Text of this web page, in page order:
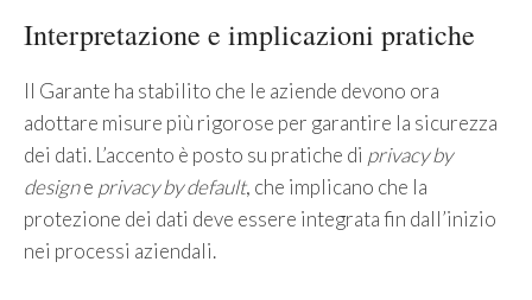
Interpretazione e implicazioni pratiche
Il Garante ha stabilito che le aziende devono ora
adottare misure più rigorose per garantire la sicurezza
dei dati. L’accento è posto su pratiche di privacy by
designe privacy by default, che implicano che la
protezione dei dati deve essere integrata fin dall’inizio
nei processi aziendali.